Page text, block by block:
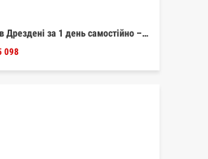
Дрездені за 1 день самостійно –…
098